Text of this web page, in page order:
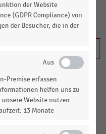
die Entwicklung und der
und Fahrradzubehör
Marke „Rose" sowie der
ist die Erwin Rose GmbH
sind Erwin Rose, Stefanie
Rennräder,
der Website
(GDPR Compliance) von
der Besucher, die in der
Premise erfassen
helfen uns zu
Website nutzen.
13 Monate